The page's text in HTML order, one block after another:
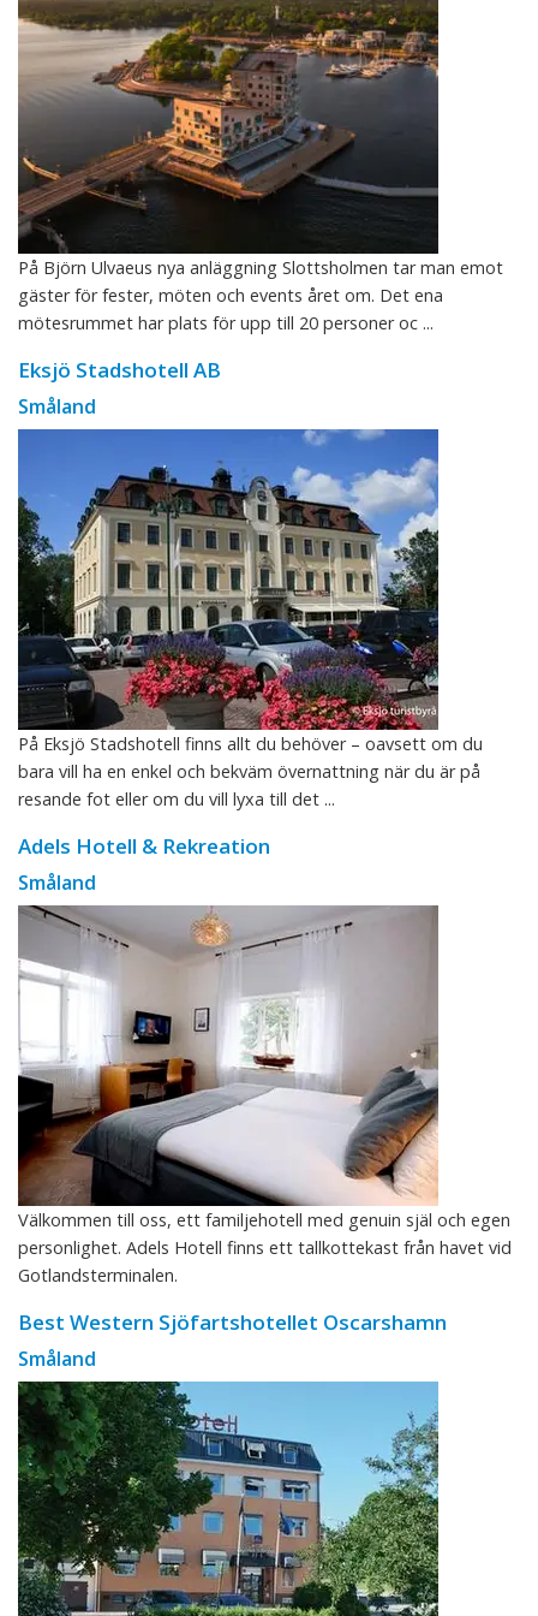
På Björn Ulvaeus nya anläggning Slottsholmen tar man emot
gäster för fester, möten och events året om. Det ena
mötesrummet har plats för upp till 20 personer oc ...
Eksjö Stadshotell AB
Småland
På Eksjö Stadshotell finns allt du behöver – oavsett om du
bara vill ha en enkel och bekväm övernattning när du är på
resande fot eller om du vill lyxa till det ...
Adels Hotell & Rekreation
Småland
Välkommen till oss, ett familjehotell med genuin själ och egen
personlighet. Adels Hotell finns ett tallkottekast från havet vid
Gotlandsterminalen.
Best Western Sjöfartshotellet Oscarshamn
Småland